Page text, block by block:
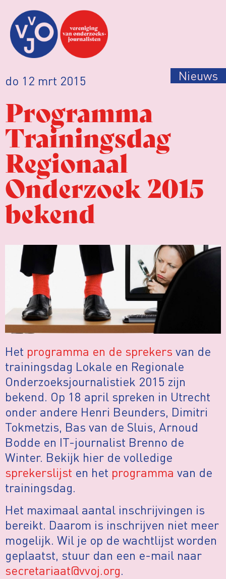
do 12 mrt 2015 Nieuws
Programma
Trainingsdag
Regionaal
Onderzoek 2015
bekend
Het programma en de sprekers van de
trainingsdag Lokale en Regionale
Onderzoeksjournalistiek 2015 zijn
bekend. Op 18 april spreken in Utrecht
onder andere Henri Beunders, Dimitri
Tokmetzis, Bas van de Sluis, Arnoud
Bodde en IT-journalist Brenno de
Winter. Bekijk hier de volledige
sprekerslijst en het programma van de
trainingsdag.
Het maximaal aantal inschrijvingen is
bereikt. Daarom is inschrijven niet meer
mogelijk. Wil je op de wachtlijst worden
geplaatst, stuur dan een e-mail naar
secretariaat@vvoj.org.